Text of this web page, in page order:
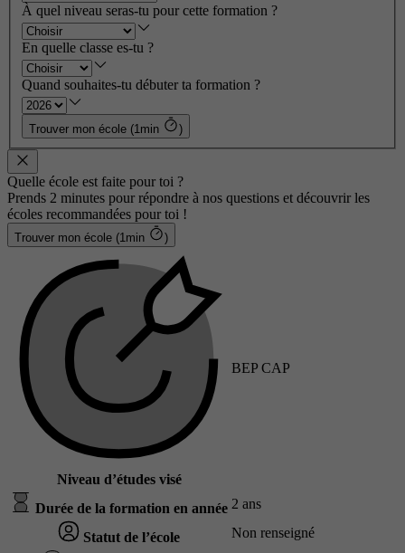
À quel niveau seras-tu pour cette formation ?
En quelle classe es-tu ?
Quand souhaites-tu débuter ta formation ?
Trouver mon école (1min )
Quelle école est faite pour toi ?
Prends 2 minutes pour répondre à nos questions et découvrir les
écoles recommandées pour toi !
Trouver mon école (1min )
Niveau d’études visé
BEP CAP
Durée de la formation en année 2 ans
Statut de l’école Non renseigné